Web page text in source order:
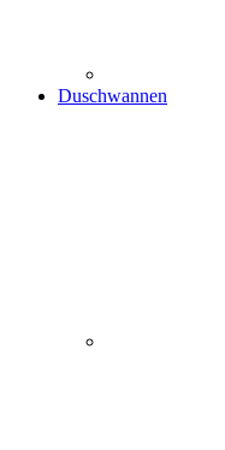
Duschwannen